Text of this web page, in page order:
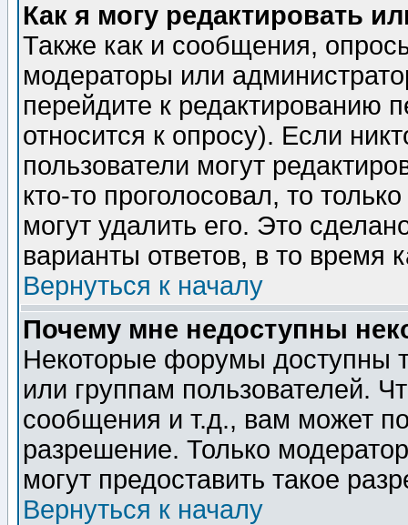
Как я могу редактировать
Также как и сообщения,
модераторы или
перейдите к редактированию
относится к опросу). Если
пользователи могут
кто-то проголосовал, то
могут удалить его. Это
варианты ответов, в то время
Вернуться к началу
Почему мне недоступны
Некоторые форумы доступны
или группам пользователей.
сообщения и т.д., вам может
разрешение. Только
могут предоставить такое
Вернуться к началу